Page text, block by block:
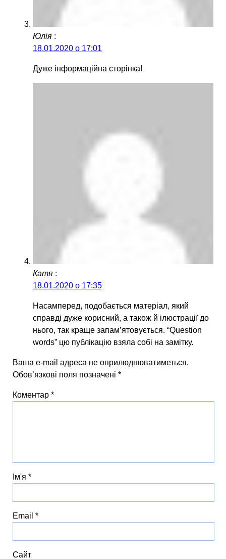
Юлія :
18.01.2020 о 17:01
Дуже інформаційна сторінка!
Катя :
18.01.2020 о 17:35
Насамперед, подобається матеріал, який
справді дуже корисний, а також й ілюстрації до
нього, так краще запам’ятовується. “Question
words” цю публікацію взяла собі на замітку.
Ваша e-mail адреса не оприлюднюватиметься.
Обов’язкові поля позначені *
Коментар *
Ім'я *
Email *
Сайт